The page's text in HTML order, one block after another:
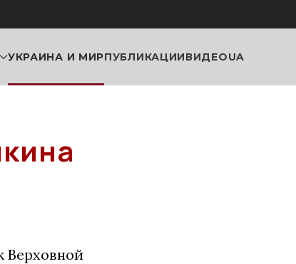
УКРАИНА И МИРПУБЛИКАЦИИВИДЕОUA
Верховной